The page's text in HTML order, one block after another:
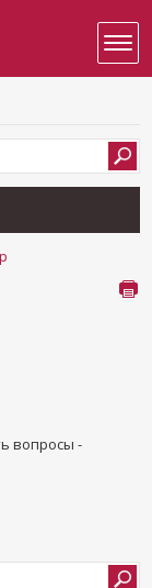
вопросы -